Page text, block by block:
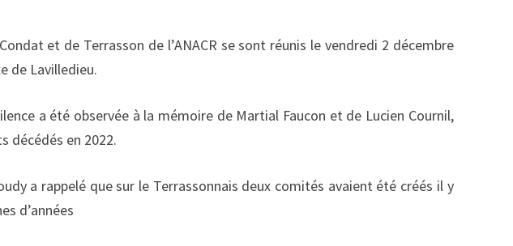
et de Terrasson de l’ANACR se sont réunis le vendredi 2 décembre
de Lavilledieu.
a été observée à la mémoire de Martial Faucon et de Lucien Cournil,
décédés en 2022.
a rappelé que sur le Terrassonnais deux comités avaient été créés il y
d’années